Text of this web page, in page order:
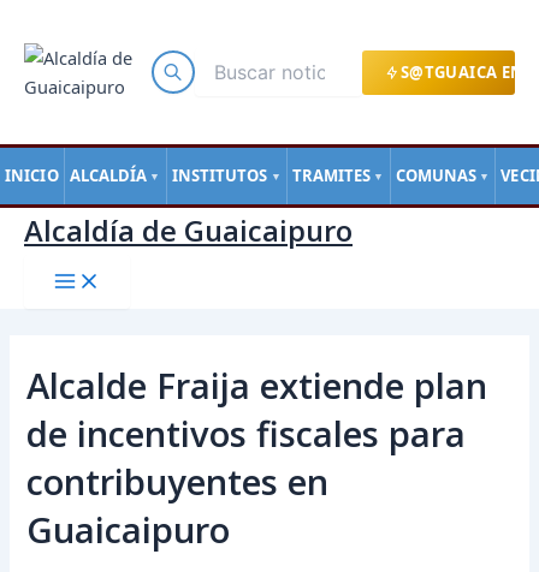
S@TGUAICA EN
INICIO ALCALDÍA ▼ INSTITUTOS ▼ TRAMITES ▼ COMUNAS ▼
contenido
Alcaldía de Guaicaipuro
Alcalde Fraija extiende plan
de incentivos fiscales para
contribuyentes en
Guaicaipuro
de
entradas